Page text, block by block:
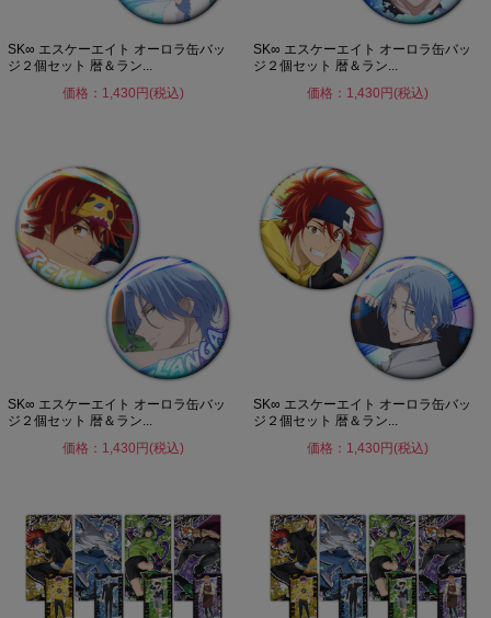
SK∞ エスケーエイト オーロラ缶バッ
ジ２個セット 暦＆ラン...
価格：1,430円(税込)
SK∞ エスケーエイト オーロラ缶バッ
ジ２個セット 暦＆ラン...
価格：1,430円(税込)
SK∞ エスケーエイト オーロラ缶バッ
ジ２個セット 暦＆ラン...
価格：1,430円(税込)
SK∞ エスケーエイト オーロラ缶バッ
ジ２個セット 暦＆ラン...
価格：1,430円(税込)